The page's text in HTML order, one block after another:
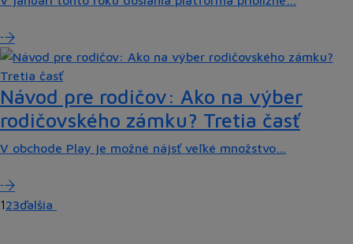
Návod pre rodičov: Ako na výber
rodičovského zámku? Tretia časť
V obchode Play je možné nájsť veľké množstvo…
123ďalšia